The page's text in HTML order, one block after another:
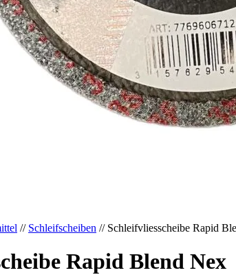
// Schleifscheiben // Schleifvliesscheibe Rapid
Rapid Blend Nex